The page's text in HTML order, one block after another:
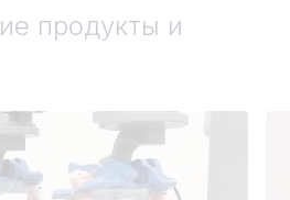
продукты и